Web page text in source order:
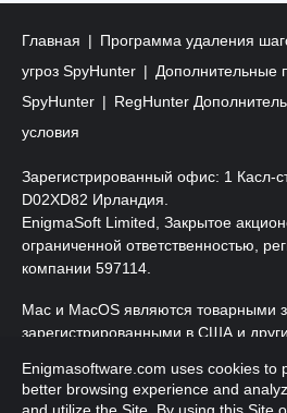
Главная Программа удаления
угроз SpyHunter
Дополнительные
SpyHunter
RegHunter
условия
Зарегистрированный офис: 1 Касл-
D02XD82 Ирландия.
EnigmaSoft Limited, Закрытое
ограниченной ответственностью,
компании 597114.
Mac и MacOS являются товарными
зарегистрированными в США и
Copyright 2016-2026. EnigmaSoft
Enigmasoftware.com uses cookies to
better browsing experience and